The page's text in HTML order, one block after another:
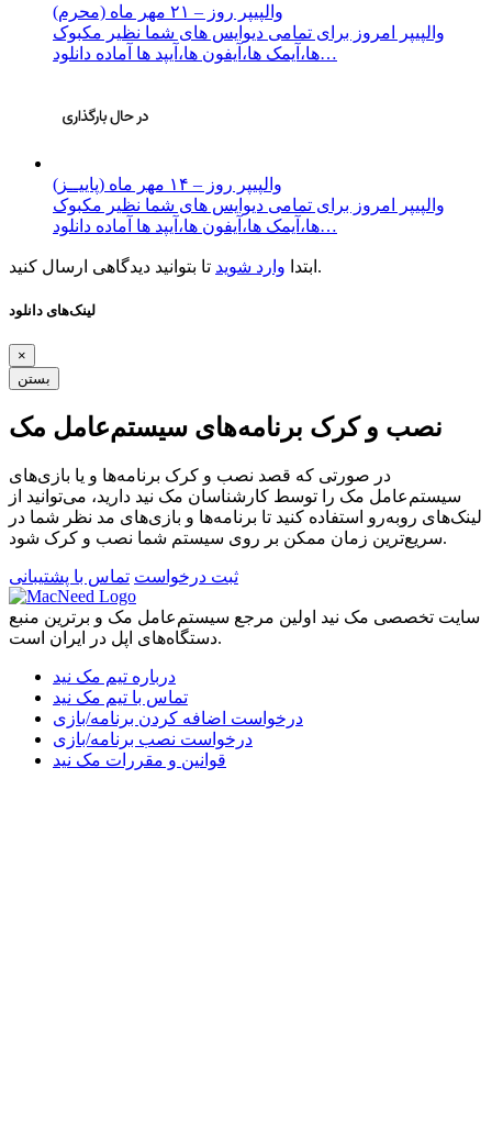
والپیپر روز – ۲۱ مهر ماه (محرم)
والپیپر امروز برای تمامی دیوایس های شما نظیر مکبوک
ها،آیمک ها،آیفون ها،آیپد ها آماده دانلود…
والپیپر روز – ۱۴ مهر ماه (پاییــز)
والپیپر امروز برای تمامی دیوایس های شما نظیر مکبوک
ها،آیمک ها،آیفون ها،آیپد ها آماده دانلود…
ابتدا وارد شوید تا بتوانید دیدگاهی ارسال کنید.
لینک‌های دانلود
×
بستن
نصب و کرک برنامه‌های سیستم‌عامل مک
در صورتی که قصد نصب و کرک برنامه‌ها و یا بازی‌های
سیستم‌عامل مک را توسط کارشناسان مک نید دارید، می‌توانید از
لینک‌های رو‌به‌رو استفاده کنید تا برنامه‌ها و بازی‌های مد نظر شما در
سریع‌ترین زمان ممکن بر روی سیستم شما نصب و کرک شود.
ثبت درخواست تماس با پشتیبانی
سایت تخصصی مک نید اولین مرجع سیستم‌عامل مک و برترین منبع
دستگاه‌های اپل در ایران است.
درباره تیم مک نید
تماس با تیم مک نید
درخواست اضافه کردن برنامه/بازی
درخواست نصب برنامه/بازی
قوانین و مقررات مک نید